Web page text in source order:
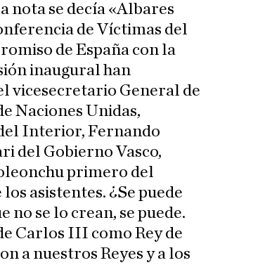
nota se decía «Albares
de Víctimas del
de España con la
inaugural han
vicesecretario General de
Naciones Unidas,
Interior, Fernando
del Gobierno Vasco,
primero del
asistentes. ¿Se puede
no se lo crean, se puede.
Carlos III como Rey de
a nuestros Reyes y a los